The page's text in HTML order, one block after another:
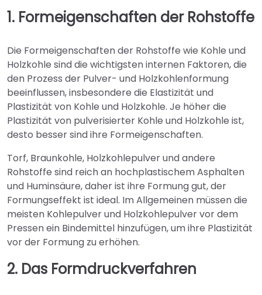
1. Formeigenschaften der Rohstoffe
Die Formeigenschaften der Rohstoffe wie Kohle und
Holzkohle sind die wichtigsten internen Faktoren, die
den Prozess der Pulver- und Holzkohlenformung
beeinflussen, insbesondere die Elastizität und
Plastizität von Kohle und Holzkohle. Je höher die
Plastizität von pulverisierter Kohle und Holzkohle ist,
desto besser sind ihre Formeigenschaften.
Torf, Braunkohle, Holzkohlepulver und andere
Rohstoffe sind reich an hochplastischem Asphalten
und Huminsäure, daher ist ihre Formung gut, der
Formungseffekt ist ideal. Im Allgemeinen müssen die
meisten Kohlepulver und Holzkohlepulver vor dem
Pressen ein Bindemittel hinzufügen, um ihre Plastizität
vor der Formung zu erhöhen.
2. Das Formdruckverfahren